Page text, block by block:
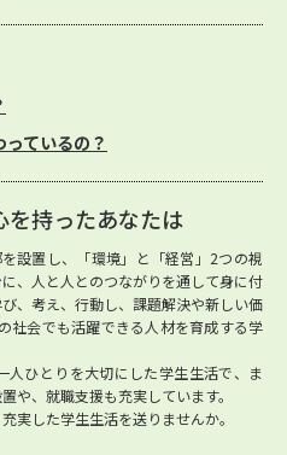
ているの？
を持ったあなたは
設置し、「環境」と「経営」2つの視
、人と人とのつながりを通して身に付
、考え、行動し、課題解決や新しい価
社会でも活躍できる人材を育成する学
人ひとりを大切にした学生生活で、ま
や、就職支援も充実しています。
実した学生生活を送りませんか。